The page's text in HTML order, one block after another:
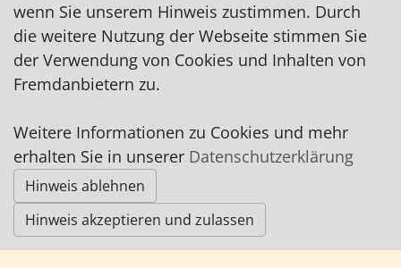
Impressum|Datenschutz |AGB
© Worpswede24 2015-2026
wenn Sie unserem Hinweis zustimmen. Durch
die weitere Nutzung der Webseite stimmen Sie
der Verwendung von Cookies und Inhalten von
Fremdanbietern zu.
Weitere Informationen zu Cookies und mehr
erhalten Sie in unserer Datenschutzerklärung
Hinweis ablehnen
Hinweis akzeptieren und zulassen